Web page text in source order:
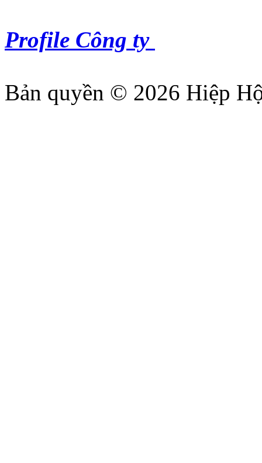
Profile Công ty
Bản quyền © 2026 Hiệp